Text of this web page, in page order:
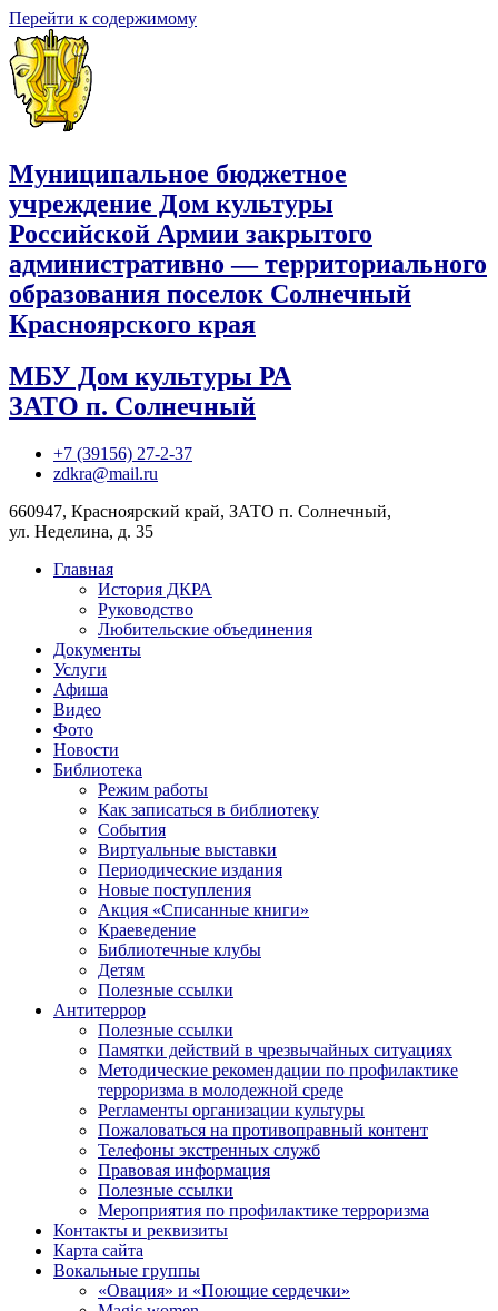
Перейти к содержимому
Муниципальное бюджетное
учреждение Дом культуры
Российской Армии закрытого
административно — территориального
образования поселок Солнечный
Красноярского края
МБУ Дом культуры РА
ЗАТО п. Солнечный
+7 (39156) 27-2-37
zdkra@mail.ru
660947, Красноярский край, ЗАТО п. Солнечный,
ул. Неделина, д. 35
Главная
История ДКРА
Руководство
Любительские объединения
Документы
Услуги
Афиша
Видео
Фото
Новости
Библиотека
Режим работы
Как записаться в библиотеку
События
Виртуальные выставки
Периодические издания
Новые поступления
Акция «Списанные книги»
Краеведение
Библиотечные клубы
Детям
Полезные ссылки
Антитеррор
Полезные ссылки
Памятки действий в чрезвычайных ситуациях
Методические рекомендации по профилактике
терроризма в молодежной среде
Регламенты организации культуры
Пожаловаться на противоправный контент
Телефоны экстренных служб
Правовая информация
Полезные ссылки
Мероприятия по профилактике терроризма
Контакты и реквизиты
Карта сайта
Вокальные группы
«Овация» и «Поющие сердечки»